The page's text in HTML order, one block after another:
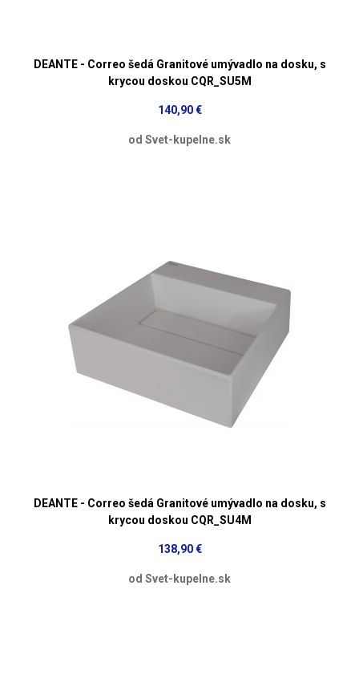
DEANTE - Correo šedá Granitové umývadlo na dosku, s
krycou doskou CQR_SU5M
140,90 €
od Svet-kupelne.sk
DEANTE - Correo šedá Granitové umývadlo na dosku, s
krycou doskou CQR_SU4M
138,90 €
od Svet-kupelne.sk